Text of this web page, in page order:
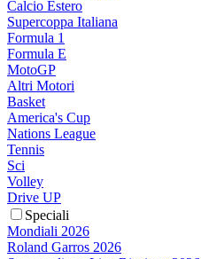
Calcio Estero
Supercoppa Italiana
Formula 1
Formula E
MotoGP
Altri Motori
Basket
America's Cup
Nations League
Tennis
Sci
Volley
Drive UP
Speciali
Mondiali 2026
Roland Garros 2026